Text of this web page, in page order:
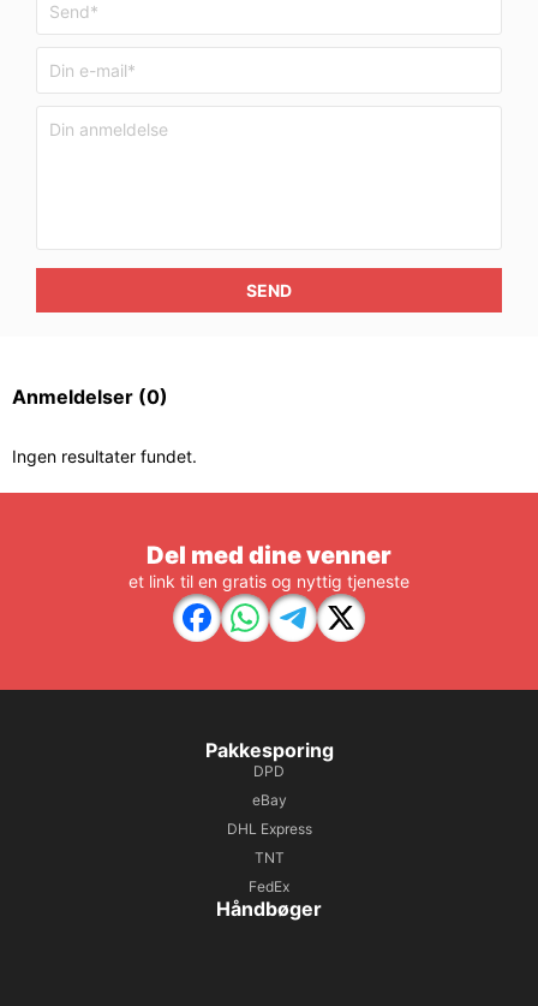
SEND
Anmeldelser (0)
Ingen resultater fundet.
Del med dine venner
et link til en gratis og nyttig tjeneste
Pakkesporing
DPD
eBay
DHL Express
TNT
FedEx
Håndbøger